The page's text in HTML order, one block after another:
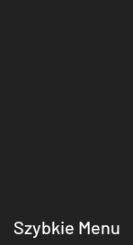
Szybkie Menu